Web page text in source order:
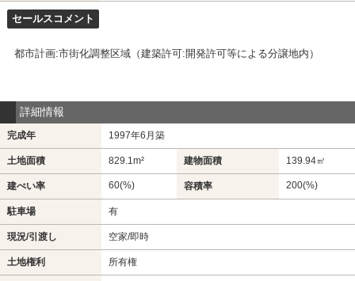
セールスコメント
都市計画:市街化調整区域（建築許可:開発許可等による分譲地内）
詳細情報
完成年 1997年6月築
土地面積 829.1m² 建物面積 139.94㎡
建ぺい率 60(%) 容積率 200(%)
駐車場 有
現況/引渡し 空家/即時
土地権利 所有権